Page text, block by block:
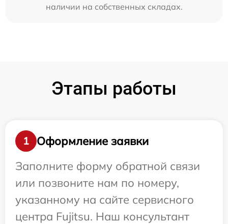
наличии на собственных складах.
Этапы работы
1
Оформление заявки
Заполните форму обратной связи
или позвоните нам по номеру,
указанному на сайте сервисного
центра Fujitsu. Наш консультант